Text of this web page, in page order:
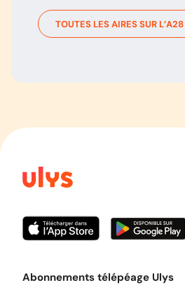
TOUTES LES AIRES SUR L’A28
Abonnements télépéage Ulys